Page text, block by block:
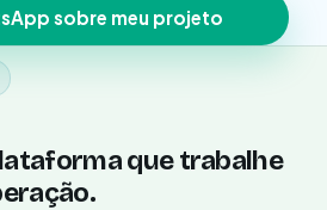
sobre meu projeto
que trabalhe